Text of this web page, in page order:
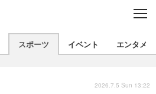
C
E
衣類
インプレ
スポーツ イベント エンタメ
2026.7.5 Sun 13:22